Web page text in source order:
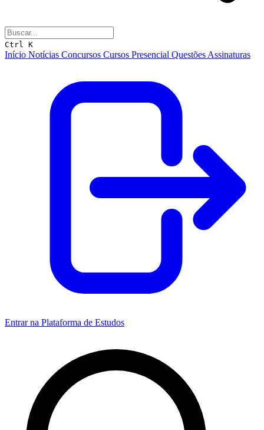
Ctrl K
Início Notícias Concursos Cursos Presencial Questões Assinaturas
Entrar na Plataforma de Estudos